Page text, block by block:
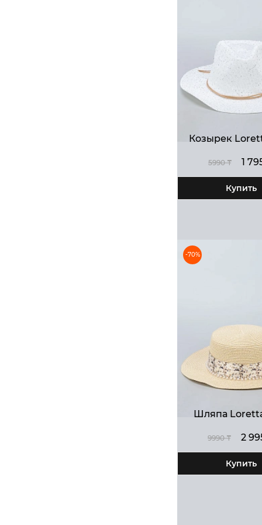
Козырек
5990 ₸ 1
Купить
Шляпа
9990 ₸ 2
Купить
-70%